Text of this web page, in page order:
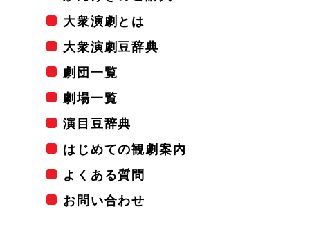
大衆演劇とは
大衆演劇豆辞典
劇団一覧
劇場一覧
演目豆辞典
はじめての観劇案内
よくある質問
お問い合わせ